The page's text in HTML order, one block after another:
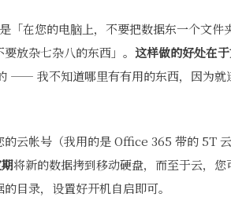
在您的电脑上，不要把数据东一个文件夹
放杂七杂八的东西」。 这样做的好处在
—— 我不知道哪里有有用的东西，因为就
云帐号（我用的是 Office 365 带的 5T 云
将新的数据拷到移动硬盘，而至于云，您
目录，设置好开机自启即可。